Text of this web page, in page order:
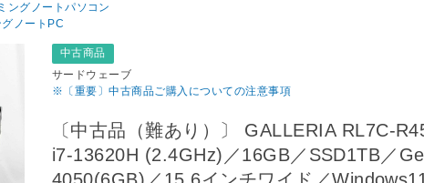
ングノートパソコン
ノートPC
中古商品
サードウェーブ
※〔重要〕中古商品ご購入についての注意事項
〔中古品（難あり）〕 GALLERIA RL7C-
i7-13620H (2.4GHz)／16GB／SSD1TB／